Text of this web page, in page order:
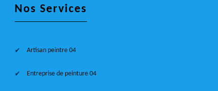
Nos Services
Artisan peintre 04
Entreprise de peinture 04